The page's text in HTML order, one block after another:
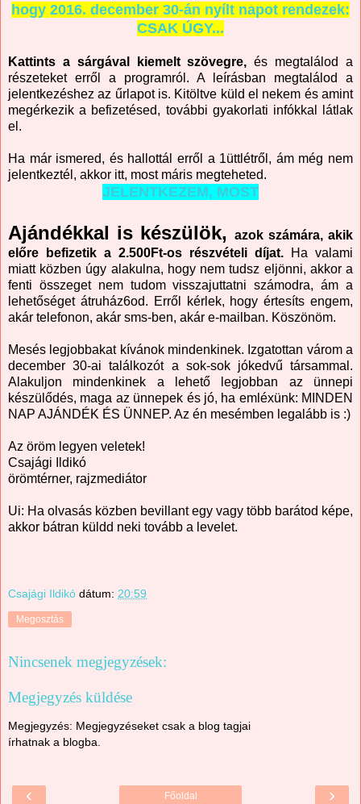
hogy 2016. december 30-án nyílt napot rendezek:
CSAK ÚGY...
Kattints a sárgával kiemelt szövegre,és megtalálod a
részeteket erről a programról. A leírásban megtalálod a
jelentkezéshez az űrlapot is. Kitöltve küld el nekem és amint
megérkezik a befizetésed, további gyakorlati infókkal látlak
el.
Ha már ismered, és hallottál erről a 1üttlétről, ám még nem
jelentkeztél, akkor itt, most máris megteheted.
JELENTKEZEM, MOST
Ajándékkal is készülök,
azok számára, akik
előre befizetik a 2.500Ft-os részvételi díjat. Ha valami
miatt közben úgy alakulna, hogy nem tudsz eljönni, akkor a
fenti összeget nem tudom visszajuttatni számodra, ám a
lehetőséget átruház6od. Erről kérlek, hogy értesíts engem,
akár telefonon, akár sms-ben, akár e-mailban. Köszönöm.
Mesés legjobbakat kívánok mindenkinek. Izgatottan várom a
december 30-ai találkozót a sok-sok jókedvű társammal.
Alakuljon mindenkinek a lehető legjobban az ünnepi
készülődés, maga az ünnepek és jó, ha emléxünk: MINDEN
NAP AJÁNDÉK ÉS ÜNNEP. Az én mesémben legalább is :)
Az öröm legyen veletek!
Csajági Ildikó
örömtérner, rajzmediátor
Ui: Ha olvasás közben bevillant egy vagy több barátod képe,
akkor bátran küldd neki tovább a levelet.
Csajági Ildikó dátum: 20:59
Megosztás
Nincsenek megjegyzések:
Megjegyzés küldése
Megjegyzés: Megjegyzéseket csak a blog tagjai
írhatnak a blogba.
‹ ›
Főoldal